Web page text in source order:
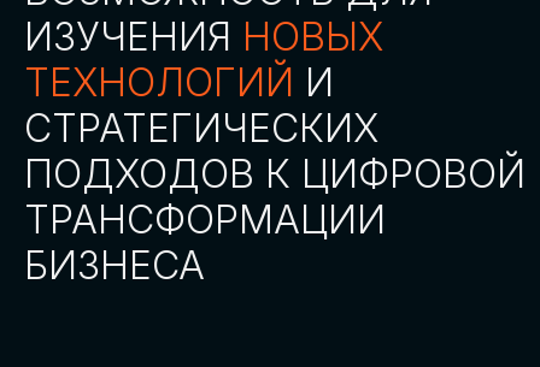
АККРЕДИТАЦИЯ
СМИ
СКАЧАТЬ ПРОГРАММУ
СТАТЬ УЧАСТНИКОМ